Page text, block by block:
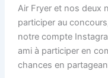
Air Fryer et nos deux
participer au
notre compte
ami à participer en
chances en